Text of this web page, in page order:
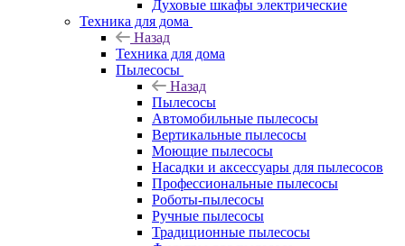
Духовые шкафы электрические
Техника для дома
Назад
Техника для дома
Пылесосы
Назад
Пылесосы
Автомобильные пылесосы
Вертикальные пылесосы
Моющие пылесосы
Насадки и аксессуары для пылесосов
Профессиональные пылесосы
Роботы-пылесосы
Ручные пылесосы
Традиционные пылесосы